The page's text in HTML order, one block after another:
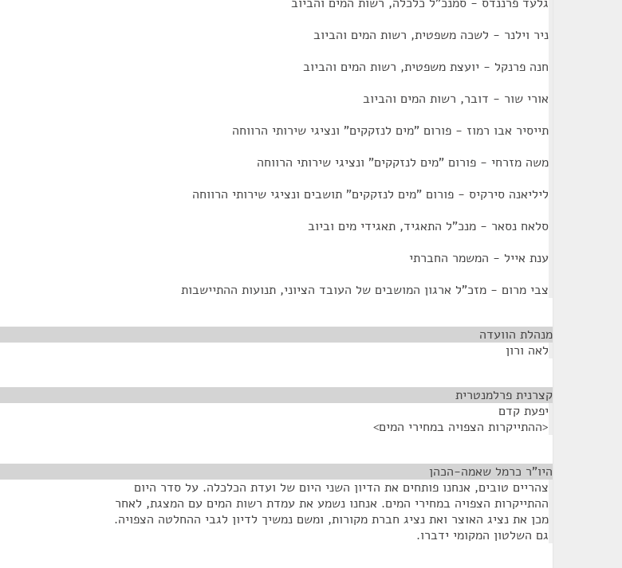
ניר וילנר - לשכה משפטית, רשות המים והביוב
חנה פרנקל - יועצת משפטית, רשות המים והביוב
אורי שור - דובר, רשות המים והביוב
תייסיר אבו רמוז - פורום "מים לנזקקים" ונציגי שירותי הרווחה
משה מזרחי - פורום "מים לנזקקים" ונציגי שירותי הרווחה
ליליאנה סירקיס - פורום "מים לנזקקים" תושבים ונציגי שירותי הרווחה
סלאח נסאר - מנכ"ל התאגיד, תאגידי מים וביוב
ענת אייל - המשמר החברתי
צבי מרום - מזכ"ל ארגון המושבים של העובד הציוני, תנועות ההתיישבות
מנהלת הוועדה
לאה ורון
קצרנית פרלמנטרית
יפעת קדם
<ההתייקרות הצפויה במחירי המים>
היו"ר כרמל שאמה-הכהן
צהריים טובים, אנחנו פותחים את הדיון השני היום של ועדת הכלכלה. על סדר היום
ההתייקרות הצפויה במחירי המים. אנחנו נשמע את עמדת רשות המים עם המצגת, לאחר
מכן את נציג האוצר ואת נציג חברת מקורות, ומשם נמשיך לדיון לגבי ההחלטה הצפויה.
גם השלטון המקומי ידברו.